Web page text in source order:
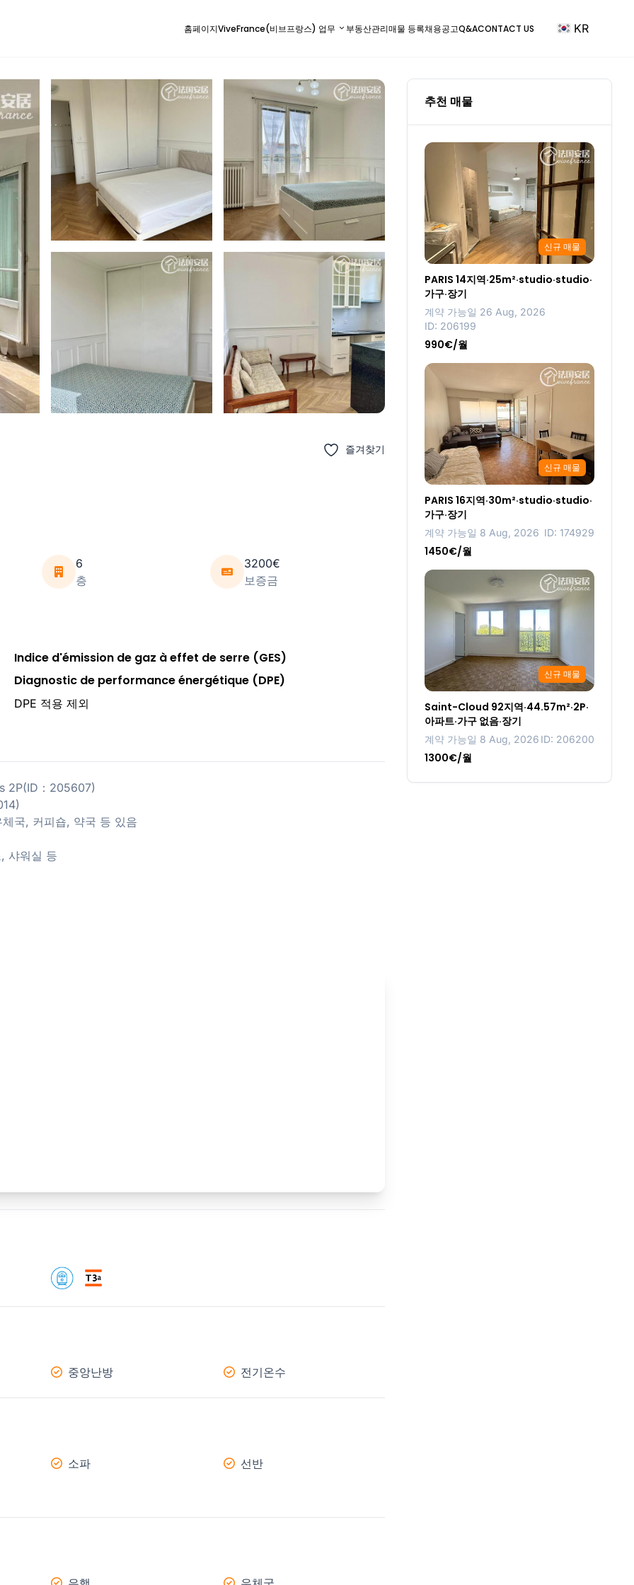
홈페이지ViveFrance(비브프랑스) 업무 부동산관리매물 등록채용공고Q&ACONTACT US KR
즐겨찾기
6
층
3200€
보증금
Indice d'émission de gaz à effet de serre (GES)
Diagnostic de performance énergétique (DPE)
DPE 적용 제외
2P(ID：205607)
국, 커피숍, 약국 등 있음
샤워실 등
중앙난방 전기온수
소파 선반
추천 매물
신규 매물
PARIS 14지역·25m²·studio·studio·
가구·장기
계약 가능일 26 Aug, 2026
ID: 206199
990€/월
신규 매물
PARIS 16지역·30m²·studio·studio·
가구·장기
계약 가능일 8 Aug, 2026 ID: 174929
1450€/월
신규 매물
Saint-Cloud 92지역·44.57m²·2P·
아파트·가구 없음·장기
계약 가능일 8 Aug, 2026 ID: 206200
1300€/월